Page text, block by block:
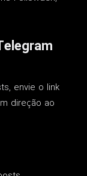
envie o link
direção ao